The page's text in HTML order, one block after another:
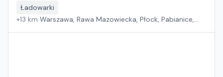
Ładowarki
+13 km Warszawa, Rawa Mazowiecka, Płock, Pabianice,